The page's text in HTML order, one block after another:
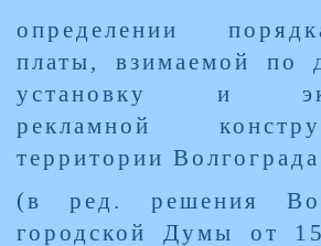
определении
платы, взимаемой по
установку и
рекламной
территории
(в ред. решения
городской Думы от